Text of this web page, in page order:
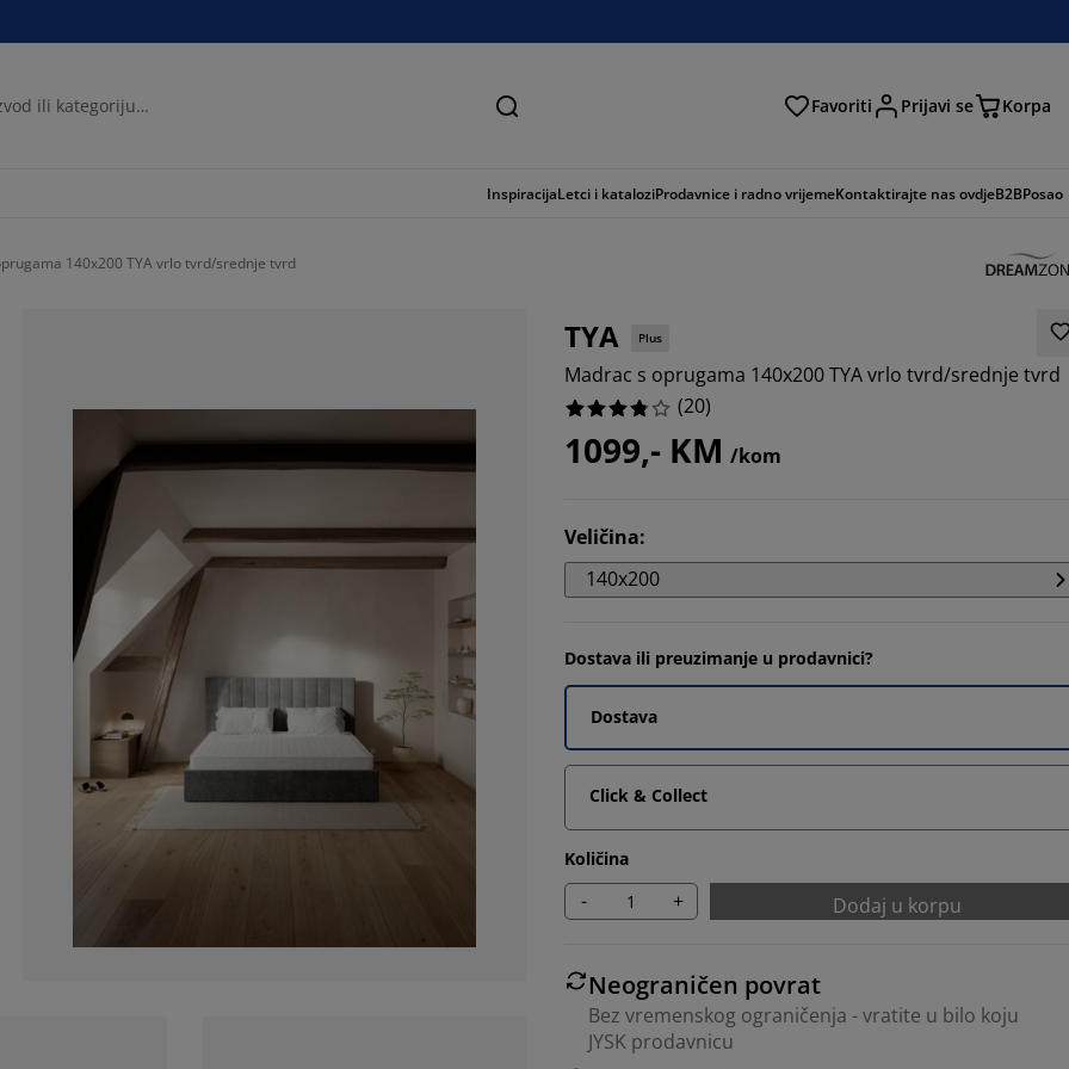
Traži Favoriti Prijavi se Korpa
InspiracijaLetci i kataloziProdavnice i radno vrijemeKontaktirajte nas ovdjeB2BPosao
140x200 TYA vrlo tvrd/srednje tvrd
TYA Plus
Madrac s oprugama 140x200 TYA vrlo tvrd/srednje tvrd
(20)
1099,- KM /kom
Veličina:
140x200
Dostava ili preuzimanje u prodavnici?
Dostava
Click & Collect
Količina
- + Dodaj u korpu
Neograničen povrat
Bez vremenskog ograničenja - vratite u bilo koju
JYSK prodavnicu
70%
30%